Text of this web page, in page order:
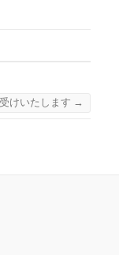
けいたします →